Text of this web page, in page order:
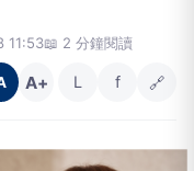
11:53📖 2 分鐘閱讀
A+ L f 🔗